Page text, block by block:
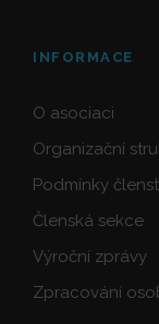
INFORMACE
O asociaci
Organizační
Podmínky
Členská sekce
Výroční zprávy
Zpracování